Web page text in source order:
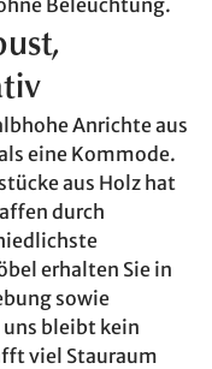
Beleuchtung.
Anrichte aus
eine Kommode.
aus Holz hat
durch
erhalten Sie in
sowie
bleibt kein
viel Stauraum